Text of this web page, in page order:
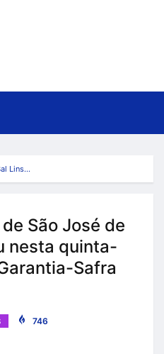
Lins…
São José de
nesta quinta-
Safra
746